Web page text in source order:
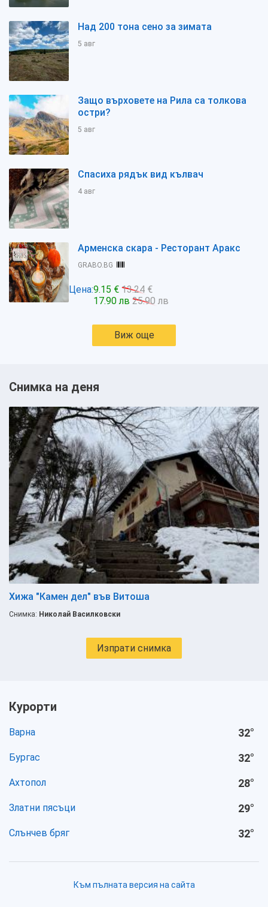
Над 200 тона сено за зимата
5 авг
Защо върховете на Рила са толкова
остри?
5 авг
Спасиха рядък вид кълвач
4 авг
Арменска скара - Ресторант Аракс
GRABO.BG
Цена:9.15 € 13.24 €
17.90 лв 25.90 лв
Виж още
Снимка на деня
Хижа "Камен дел" във Витоша
Снимка: Николай Василковски
Изпрати снимка
Курорти
Варна 32°
Бургас 32°
Ахтопол 28°
Златни пясъци 29°
Слънчев бряг 32°
Към пълната версия на сайта